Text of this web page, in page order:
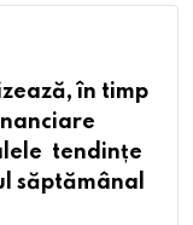
în timp
tendințe
săptămânal